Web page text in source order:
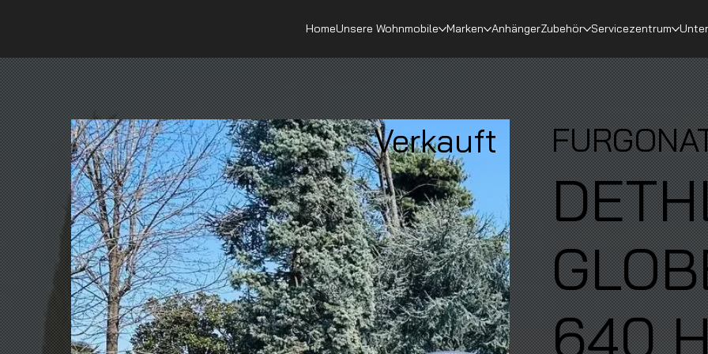
HomeUnsere Wohnmobile Marken AnhängerZubehör Servicezentrum
Verkauft
640